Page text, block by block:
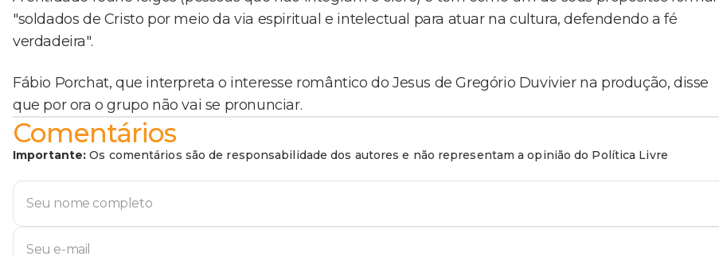
"soldados de Cristo por meio da via espiritual e intelectual para atuar na cultura, defendendo a fé
verdadeira".
Fábio Porchat, que interpreta o interesse romântico do Jesus de Gregório Duvivier na produção, disse
que por ora o grupo não vai se pronunciar.
Comentários
Importante: Os comentários são de responsabilidade dos autores e não representam a opinião do Política Livre